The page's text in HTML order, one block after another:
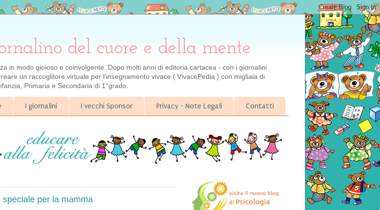
del cuore e della mente
in modo gioioso e coinvolgente. Dopo molti anni di editoria cartacea - con i giornalini
un raccoglitore virtuale per l'insegnamento vivace ( VivacePedia ) con migliaia di
Primaria e Secondaria di 1°grado.
I giornalini I vecchi Sponsor Privacy - Note Legali Contatti
per la mamma